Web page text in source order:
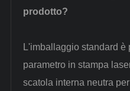
prodotto?
L'imballaggio standard è
parametroin stampa
scatola interna neutra